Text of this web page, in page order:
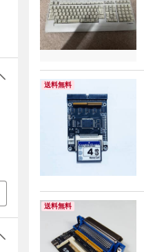
送料無料
送料無料